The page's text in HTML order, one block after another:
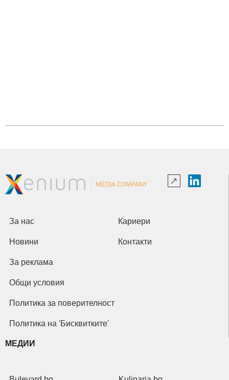
За нас Кариери
Новини Контакти
За реклама
Общи условия
Политика за поверителност
Политика на 'Бисквитките'
МЕДИИ